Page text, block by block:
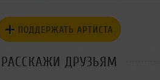
ПОДДЕРЖАТЬ АРТИСТА
РАССКАЖИ ДРУЗЬЯМ